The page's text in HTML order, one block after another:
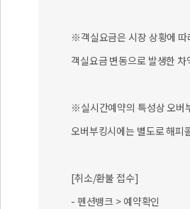
※객실요금은 시장 상황에
객실요금 변동으로 발생한
※실시간예약의 특성상 오버
오버부킹시에는 별도로 해피
[취소/환불 접수]
- 펜션뱅크 > 예약확인